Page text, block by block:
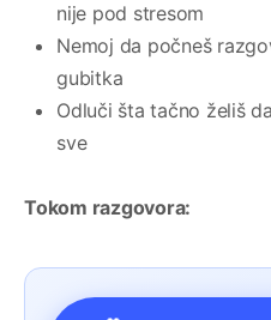
nije pod stresom
Nemoj da počneš
gubitka
Odluči šta tačno želiš
sve
Tokom razgovora: